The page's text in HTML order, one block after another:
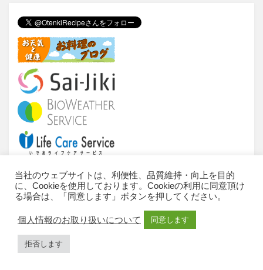
er e
b
o
o
k
n
a
当サイトについて ご利用条件
推奨環境
個人情報のお取扱いについて
お問い合わせ
サイトマップ
All Rights Reserved, Copyright © 2010-2023 IDEA
当社のウェブサイトは、利便性、品質維持・向上を目的
に、Cookieを使用しております。Cookieの利用に同意頂け
る場合は、「同意します」ボタンを押してください。
個人情報のお取り扱いについて 同意します
拒否します